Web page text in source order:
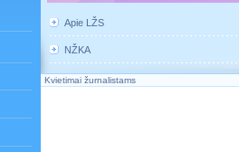
Apie LŽS
NŽKA
Kvietimai žurnalistams